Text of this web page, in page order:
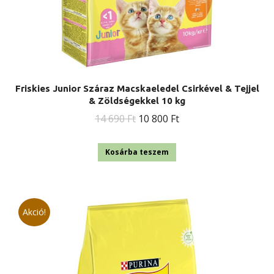
Friskies Junior Száraz Macskaeledel Csirkével & Tejjel
& Zöldségekkel 10 kg
14 690Ft Original
was:
10 800 FtCurrent
Kosárba teszem
Akció!